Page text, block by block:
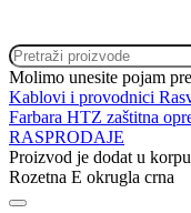
Molimo unesite pojam
Kablovi i provodnici
Farbara HTZ zaštitna
RASPRODAJE
Proizvod je dodat u korpu
Rozetna E okrugla crna